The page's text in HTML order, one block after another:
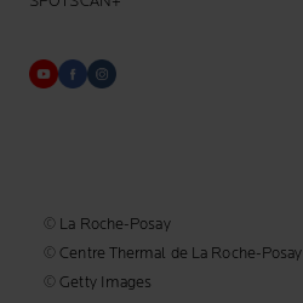
© La Roche-Posay
© Centre Thermal de La Roche-Posay
© Getty Images